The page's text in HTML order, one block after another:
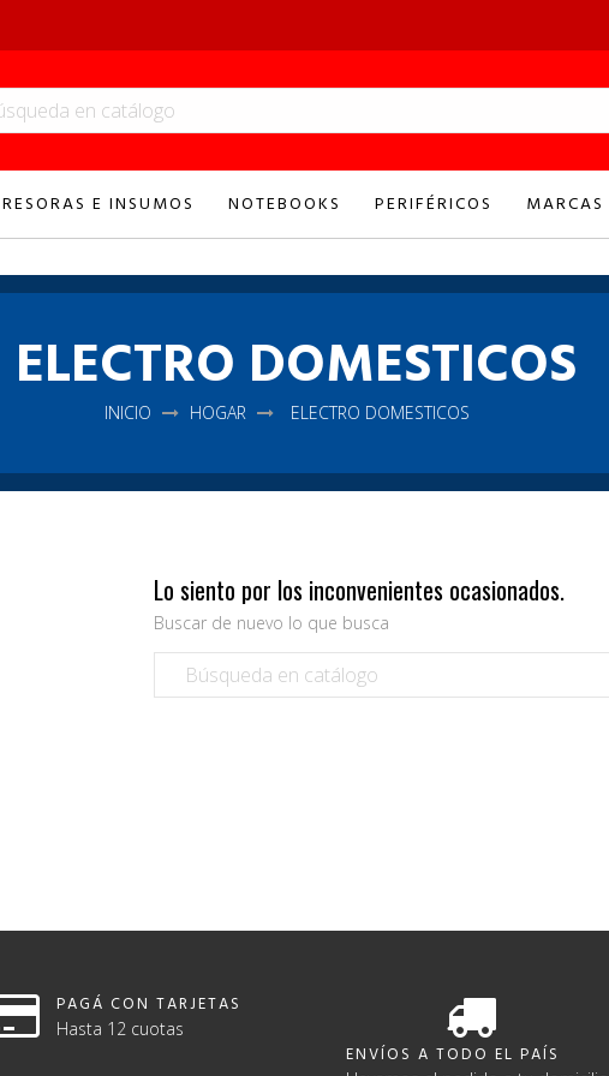
E INSUMOS NOTEBOOKS PERIFÉRICOS MARCAS
ELECTRO DOMESTICOS
INICIO HOGAR ELECTRO DOMESTICOS
Lo siento por los inconvenientes ocasionados.
Buscar de nuevo lo que busca
PAGÁ CON TARJETAS
Hasta 12 cuotas
ENVÍOS A TODO EL PAÍS